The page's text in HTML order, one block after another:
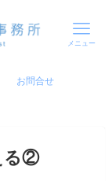
メニュー
お問合せ
る②